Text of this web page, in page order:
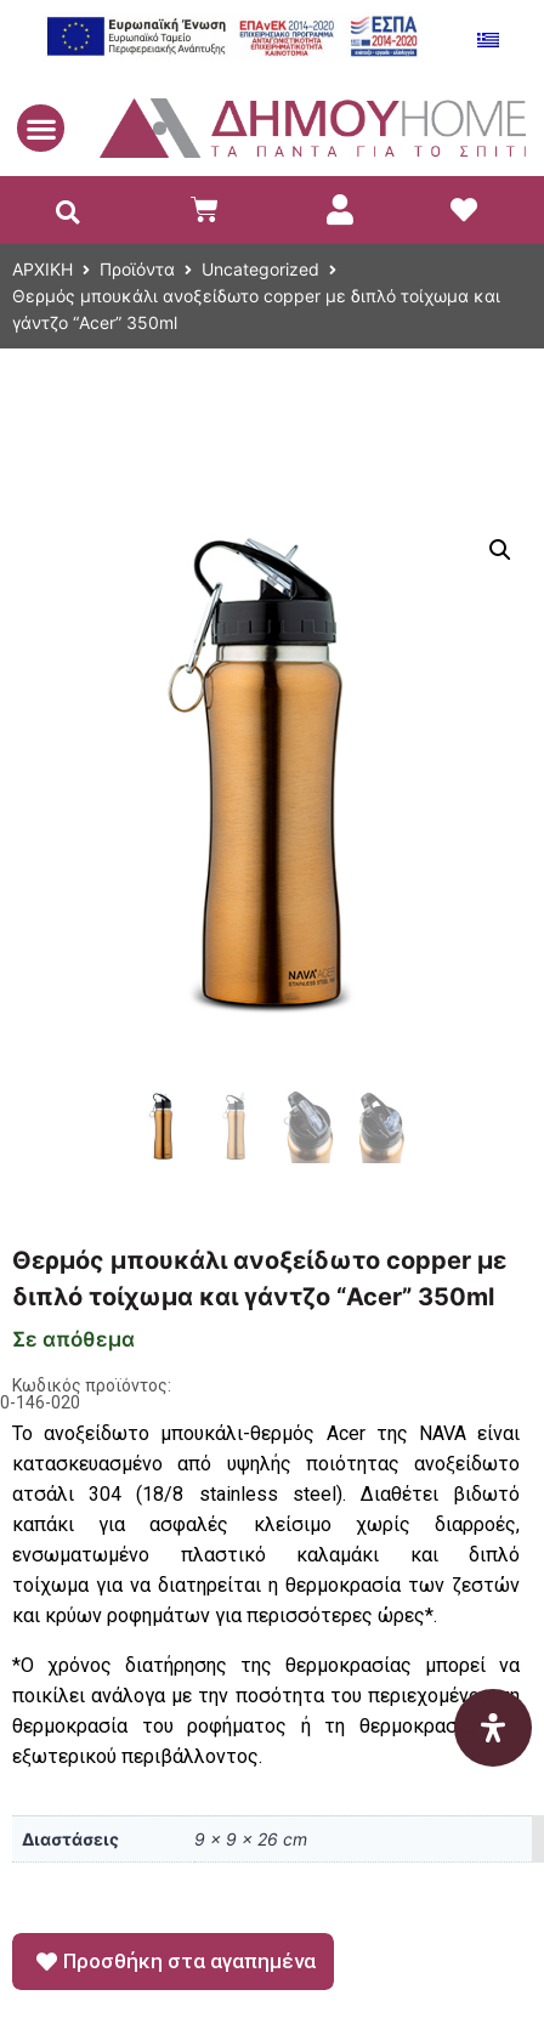
ΑΡΧΙΚΗ Προϊόντα
Uncategorized
Θερμός μπουκάλι ανοξείδωτο copper με διπλό τοίχωμα και
γάντζο “Acer” 350ml
Θερμός μπουκάλι ανοξείδωτο copper με
διπλό τοίχωμα και γάντζο “Acer” 350ml
Σε απόθεμα
Κωδικός προϊόντος:
146-020
Το ανοξείδωτο μπουκάλι-θερμός Acer της NAVA είναι
κατασκευασμένο από υψηλής ποιότητας ανοξείδωτο
ατσάλι 304 (18/8 stainless steel). Διαθέτει βιδωτό
καπάκι για ασφαλές κλείσιμο χωρίς διαρροές,
ενσωματωμένο πλαστικό καλαμάκι και διπλό
τοίχωμα για να διατηρείται η θερμοκρασία των ζεστών
και κρύων ροφημάτων για περισσότερες ώρες*.
*O χρόνος διατήρησης της θερμοκρασίας μπορεί να
ποικίλει ανάλογα με την ποσότητα του περιεχομένου, τη
θερμοκρασία του ροφήματος ή τη θερμοκρασία του
εξωτερικού περιβάλλοντος.
Διαστάσεις 9 × 9 × 26 cm
Προσθήκη στα αγαπημένα